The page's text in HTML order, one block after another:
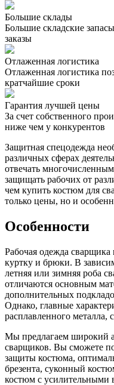
Большие склады
Большие складские
заказы
Отлаженная логистика
Отлаженная логистика
кратчайшие сроки
Гарантия лучшей цены
За счет собственного
ниже чем у конкурентов
Защитная спецодежда
различных сферах
отвечать
защищать рабочих от
чем купить костюм для
только цены, но и
Особенности
Рабочая одежда
куртку и брюки. В
летняя или зимняя роба
отличаются основным
дополнительных
Однако, главные
расплавленного металла,
Мы предлагаем широкий
сварщиков. Вы сможете
защиты костюма,
брезента, суконный
костюм с усилительными